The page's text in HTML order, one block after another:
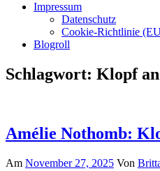
Impressum
Datenschutz
Cookie-Richtlinie
Blogroll
Schlagwort: Klopf
Amélie Nothomb:
Am November 27, 2025 Von